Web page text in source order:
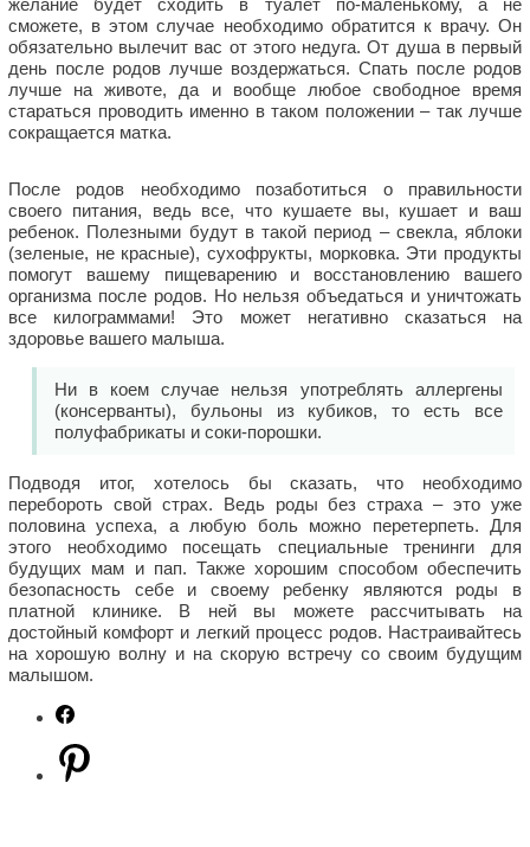
сможете, в этом случае необходимо обратится к врачу. Он
обязательно вылечит вас от этого недуга. От душа в первый
день после родов лучше воздержаться. Спать после родов
лучше на животе, да и вообще любое свободное время
стараться проводить именно в таком положении – так лучше
сокращается матка.
После родов необходимо позаботиться о правильности
своего питания, ведь все, что кушаете вы, кушает и ваш
ребенок. Полезными будут в такой период – свекла, яблоки
(зеленые, не красные), сухофрукты, морковка. Эти продукты
помогут вашему пищеварению и восстановлению вашего
организма после родов. Но нельзя объедаться и уничтожать
все килограммами! Это может негативно сказаться на
здоровье вашего малыша.
Ни в коем случае нельзя употреблять аллергены
(консерванты), бульоны из кубиков, то есть все
полуфабрикаты и соки-порошки.
Подводя итог, хотелось бы сказать, что необходимо
перебороть свой страх. Ведь роды без страха – это уже
половина успеха, а любую боль можно перетерпеть. Для
этого необходимо посещать специальные тренинги для
будущих мам и пап. Также хорошим способом обеспечить
безопасность себе и своему ребенку являются роды в
платной клинике. В ней вы можете рассчитывать на
достойный комфорт и легкий процесс родов. Настраивайтесь
на хорошую волну и на скорую встречу со своим будущим
малышом.